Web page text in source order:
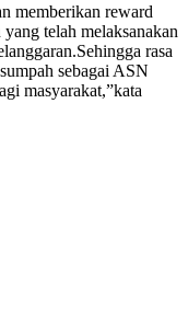
memberikan reward
telah melaksanakan
rasa
sebagai ASN
masyarakat,”kata